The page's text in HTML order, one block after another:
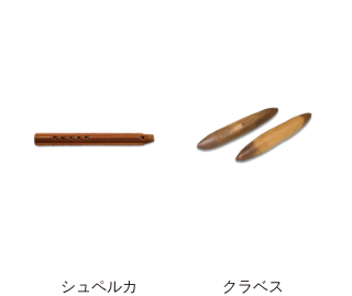
シュペルカ クラベス